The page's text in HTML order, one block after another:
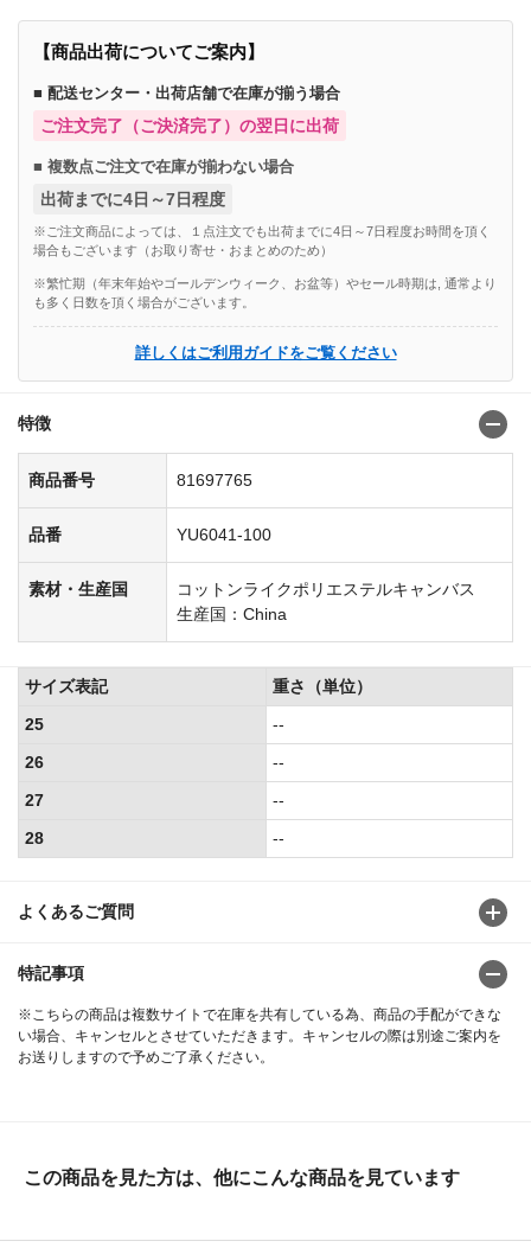
【商品出荷についてご案内】
■ 配送センター・出荷店舗で在庫が揃う場合
ご注文完了（ご決済完了）の翌日に出荷
■ 複数点ご注文で在庫が揃わない場合
出荷までに4日～7日程度
※ご注文商品によっては、１点注文でも出荷までに4日～7日程度お時間を頂く
場合もございます（お取り寄せ・おまとめのため）
※繁忙期（年末年始やゴールデンウィーク、お盆等）やセール時期は, 通常より
も多く日数を頂く場合がございます。
詳しくはご利用ガイドをご覧ください
特徴
商品番号 81697765
品番 YU6041-100
素材・生産国
コットンライクポリエステルキャンバス
生産国：China
よくあるご質問
特記事項
※こちらの商品は複数サイトで在庫を共有している為、商品の手配ができな
い場合、キャンセルとさせていただきます。キャンセルの際は別途ご案内を
お送りしますので予めご了承ください。
サイズ表記
重さ（単位）
25
--
26
--
27
--
28
--
この商品を見た方は、他にこんな商品を見ています